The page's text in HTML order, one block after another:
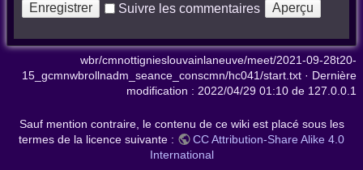
Suivre les commentaires
wbr/cmnottignieslouvainlaneuve/meet/2021-09-28t20-
15_gcmnwbrollnadm_seance_conscmn/hc041/start.txt · Dernière
modification : 2022/04/29 01:10 de 127.0.0.1
Sauf mention contraire, le contenu de ce wiki est placé sous les
termes de la licence suivante :
CC Attribution-Share Alike 4.0
International